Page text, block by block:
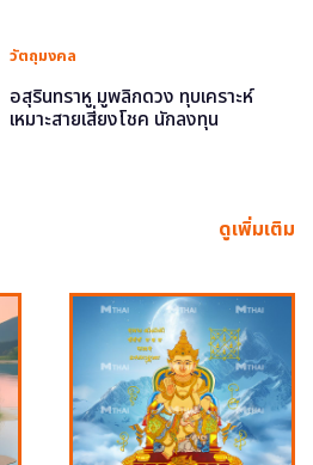
วัตถุมงคล
อสุรินทราหู มูพลิกดวง ทุบเคราะห์
เหมาะสายเสี่ยงโชค นักลงทุน
ดูเพิ่มเติม